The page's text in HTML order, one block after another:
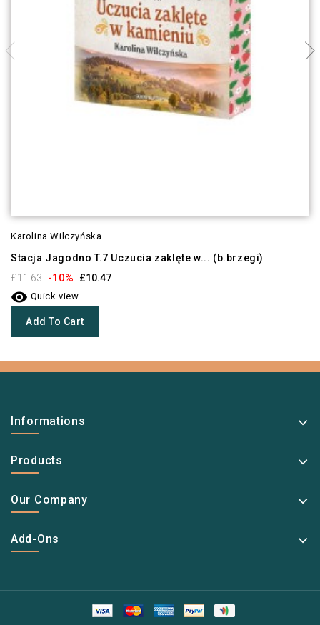
Karolina Wilczyńska
Stacja Jagodno T.7 Uczucia zaklęte w... (b.brzegi)
£11.63 -10% £10.47
 Quick view
Add To Cart
Informations
Products
Our Company
Add-Ons